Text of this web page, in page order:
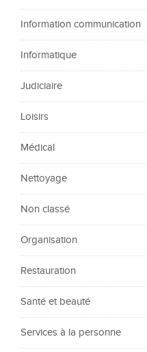
Information communication
Informatique
Judiciaire
Loisirs
Médical
Nettoyage
Non classé
Organisation
Restauration
Santé et beauté
Services à la personne